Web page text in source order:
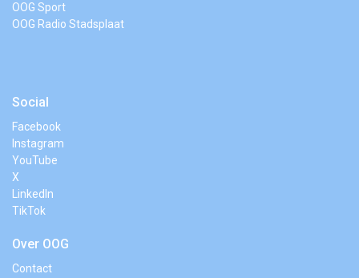
OOG Sport
OOG Radio Stadsplaat
Social
Facebook
Instagram
YouTube
X
LinkedIn
TikTok
Over OOG
Contact